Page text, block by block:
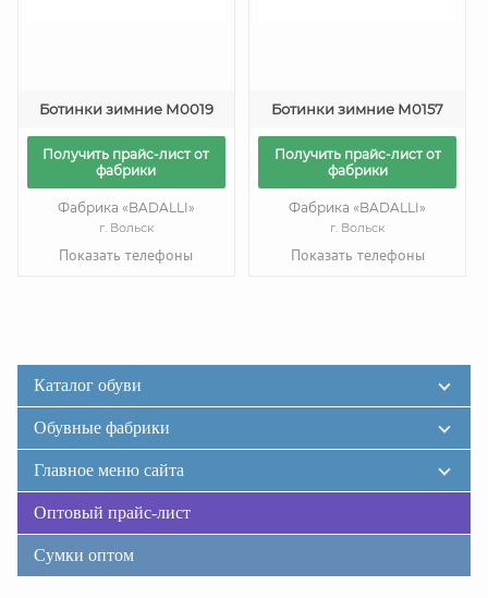
Ботинки зимние М0019
Получить прайс-лист от
фабрики
Фабрика «BADALLI»
г. Вольск
Показать телефоны
Ботинки зимние М0157
Получить прайс-лист от
фабрики
Фабрика «BADALLI»
г. Вольск
Показать телефоны
Каталог обуви
Обувные фабрики
Главное меню сайта
Оптовый прайс-лист
Сумки оптом